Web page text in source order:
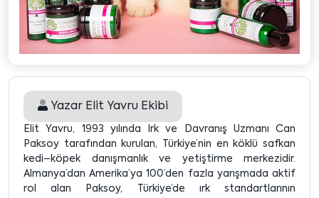
Yazar Elit Yavru Ekibi
Elit Yavru, 1993 yılında Irk ve Davranış Uzmanı Can
Paksoy tarafından kurulan, Türkiye’nin en köklü safkan
kedi–köpek danışmanlık ve yetiştirme merkezidir.
Almanya’dan Amerika’ya 100’den fazla yarışmada aktif
rol alan Paksoy, Türkiye’de ırk standartlarının